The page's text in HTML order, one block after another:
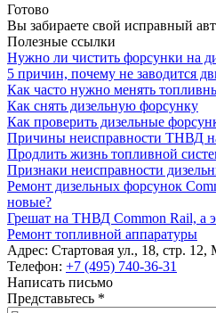
Готово
Вы забираете свой исправный
Полезные ссылки
Нужно ли чистить форсунки на
5 причин, почему не заводится
Как часто нужно менять
Как снять дизельную форсунку
Как проверить дизельные
Причины неисправности ТНВД
Продлить жизнь топливной
Признаки неисправности
Ремонт дизельных форсунок
новые?
Грешат на ТНВД Common Rail, а
Ремонт топливной аппаратуры
Адрес: Стартовая ул., 18, стр. 12,
Телефон: +7 (495) 740-36-31
Написать письмо
Представьтесь *